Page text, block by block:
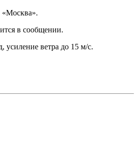
«Москва».
в сообщении.
усиление ветра до 15 м/с.